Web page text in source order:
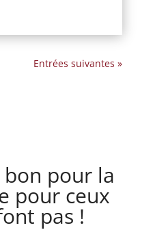
Entrées suivantes »
bon pour la
pour ceux
pas !